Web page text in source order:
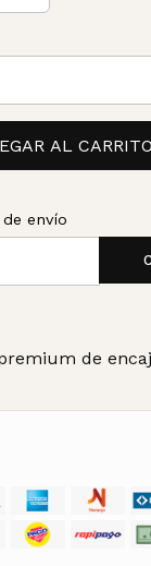
AL CARRITO
envío
de